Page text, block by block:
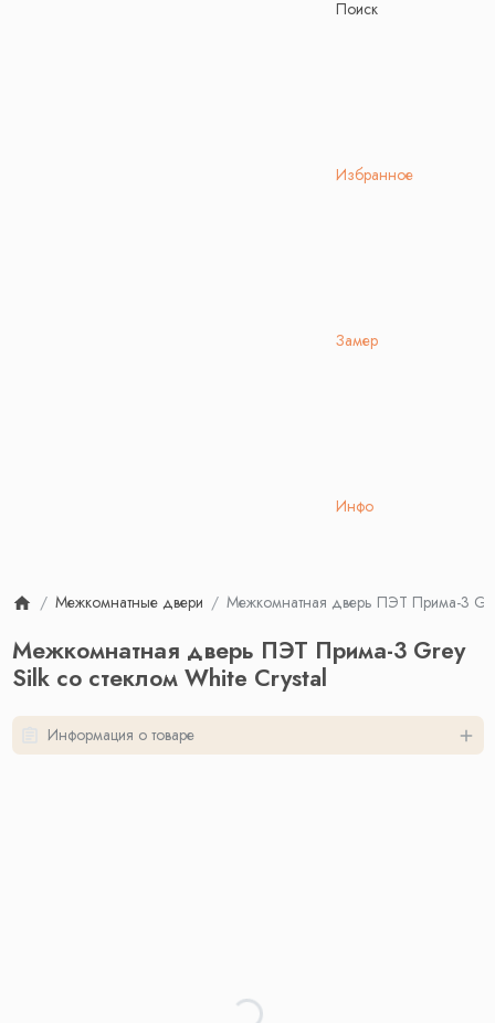
Поиск
Избранное
Замер
Инфо
Межкомнатные двери Межкомнатная дверь ПЭТ Прима-3
Межкомнатная дверь ПЭТ Прима-3 Grey
Silk со стеклом White Сrystal
Информация о товаре